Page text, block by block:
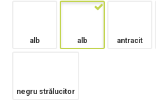
alb alb antracit
negru strălucitor